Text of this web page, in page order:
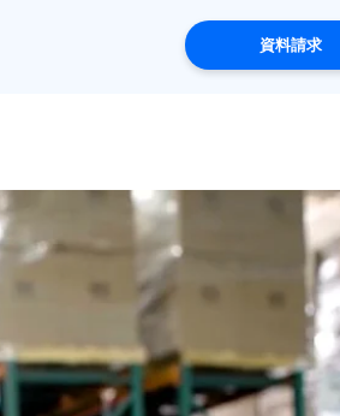
資料請求